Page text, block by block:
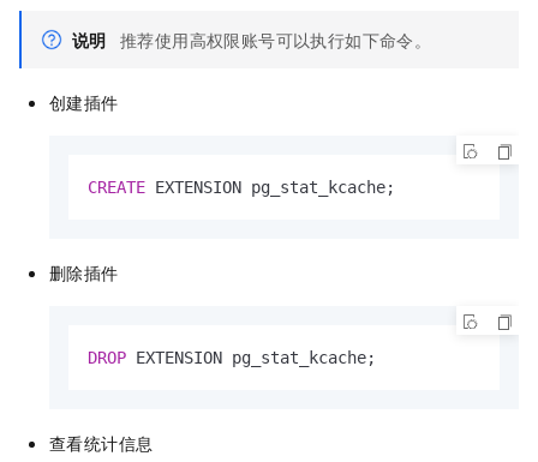
说明 推荐使用高权限账号可以执行如下命令。
创建插件
CREATE EXTENSION pg_stat_kcache;
删除插件
DROP EXTENSION pg_stat_kcache;
查看统计信息